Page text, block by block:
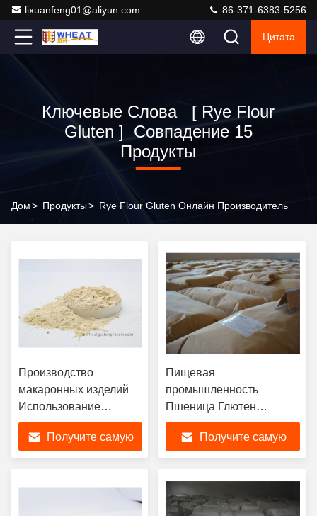
lixuanfeng01@aliyun.com 86-371-6383-5256
Цитата
Ключевые Слова [ Rye Flour
Gluten ] Совпадение 15
Продукты
Дом> Продукты> Rye Flour Gluten Онлайн Производитель
Производство
макаронных изделий
Использование
пшеничного глютена в
виде порошка
Сильные добавки 24
Получите самую
Пищевая
промышленность
Пшеница Глютен
порошок без запаха 25 кг
/ мешок Легко хранится
Получите самую